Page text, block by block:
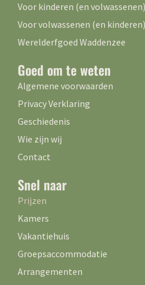
Voor kinderen (en volwassenen)
Voor volwassenen (en kinderen)
Werelderfgoed Waddenzee
Goed om te weten
Algemene voorwaarden
Privacy Verklaring
Geschiedenis
Wie zijn wij
Contact
Snel naar
Prijzen
Kamers
Vakantiehuis
Groepsaccommodatie
Arrangementen